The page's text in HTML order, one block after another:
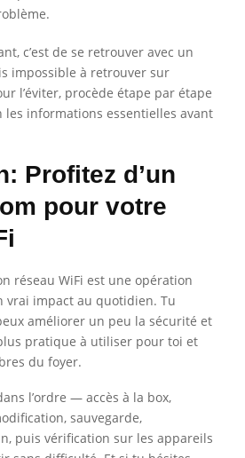
c’est de se retrouver avec un
impossible à retrouver sur
l’éviter, procède étape par étape
les informations essentielles avant
Profitez d’un
pour votre
réseau WiFi est une opération
vrai impact au quotidien. Tu
améliorer un peu la sécurité et
pratique à utiliser pour toi et
du foyer.
l’ordre — accès à la box,
sauvegarde,
puis vérification sur les appareils